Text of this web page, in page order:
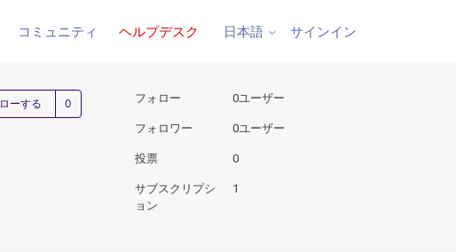
コミュニティ ヘルプデスク 日本語 サインイン
ーする 0人がフォロー中
フォロー 0ユーザー
フォロワー 0ユーザー
投票 0
サブスクリプシ
ョン
1